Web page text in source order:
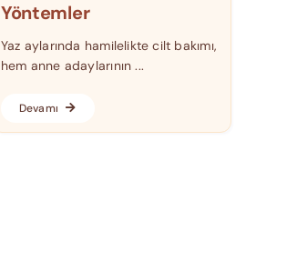
Yöntemler
Yaz aylarında hamilelikte cilt bakımı,
hem anne adaylarının ...
Devamı